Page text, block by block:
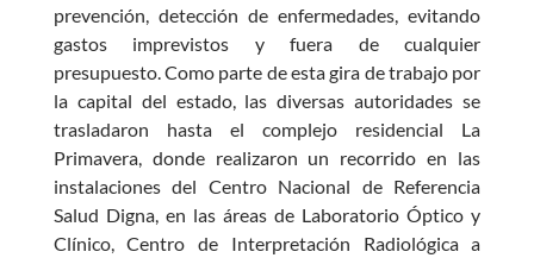
prevención, detección de enfermedades, evitando
gastos imprevistos y fuera de cualquier
presupuesto. Como parte de esta gira de trabajo por
la capital del estado, las diversas autoridades se
trasladaron hasta el complejo residencial La
Primavera, donde realizaron un recorrido en las
instalaciones del Centro Nacional de Referencia
Salud Digna, en las áreas de Laboratorio Óptico y
Clínico, Centro de Interpretación Radiológica a